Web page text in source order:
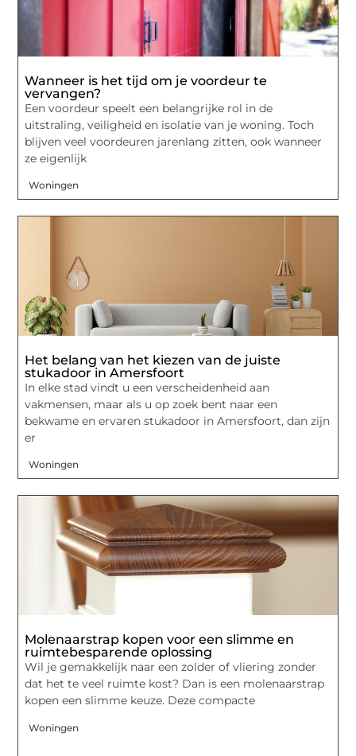
Wanneer is het tijd om je voordeur te
vervangen?
Een voordeur speelt een belangrijke rol in de
uitstraling, veiligheid en isolatie van je woning. Toch
blijven veel voordeuren jarenlang zitten, ook wanneer
ze eigenlijk
Woningen
Het belang van het kiezen van de juiste
stukadoor in Amersfoort
In elke stad vindt u een verscheidenheid aan
vakmensen, maar als u op zoek bent naar een
bekwame en ervaren stukadoor in Amersfoort, dan zijn
er
Woningen
Molenaarstrap kopen voor een slimme en
ruimtebesparende oplossing
Wil je gemakkelijk naar een zolder of vliering zonder
dat het te veel ruimte kost? Dan is een molenaarstrap
kopen een slimme keuze. Deze compacte
Woningen